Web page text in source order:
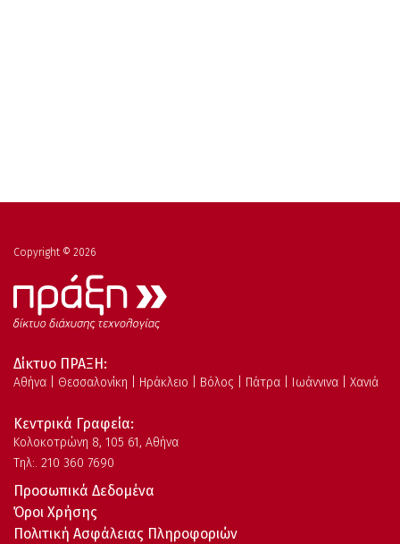
Copyright © 2026
Δίκτυο ΠΡΑΞΗ:
Αθήνα | Θεσσαλονίκη | Ηράκλειο | Βόλος | Πάτρα | Ιωάννινα | Χανιά
Κεντρικά Γραφεία:
Kολοκοτρώνη 8, 105 61, Αθήνα
Τηλ:. 210 360 7690
Προσωπικά Δεδομένα
Όροι Χρήσης
Πολιτική Ασφάλειας Πληροφοριών